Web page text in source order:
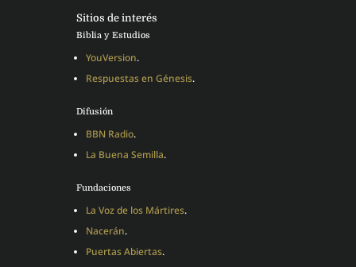
Sitios de interés
Biblia y Estudios
YouVersion.
Respuestas en Génesis.
Difusión
BBN Radio.
La Buena Semilla.
Fundaciones
La Voz de los Mártires.
Nacerán.
Puertas Abiertas.